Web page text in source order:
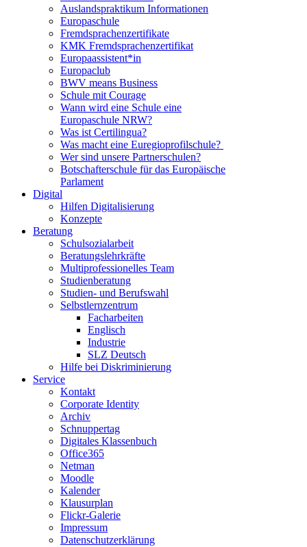
Auslandspraktikum Informationen
Europaschule
Fremdsprachenzertifikate
KMK Fremdsprachenzertifikat
Europaassistent*in
Europaclub
BWV means Business
Schule mit Courage
Wann wird eine Schule eine
Europaschule NRW?
Was ist Certilingua?
Was macht eine Euregioprofilschule?
Wer sind unsere Partnerschulen?
Botschafterschule für das Europäische
Parlament
Digital
Hilfen Digitalisierung
Konzepte
Beratung
Schulsozialarbeit
Beratungslehrkräfte
Multiprofessionelles Team
Studienberatung
Studien- und Berufswahl
Selbstlernzentrum
Facharbeiten
Englisch
Industrie
SLZ Deutsch
Hilfe bei Diskriminierung
Service
Kontakt
Corporate Identity
Archiv
Schnuppertag
Digitales Klassenbuch
Office365
Netman
Moodle
Kalender
Klausurplan
Flickr-Galerie
Impressum
Datenschutzerklärung